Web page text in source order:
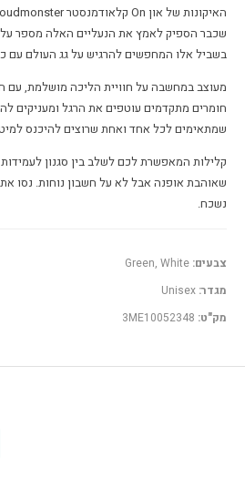
שכבר הספיק לאמץ את הנעליים האלה מספר על
בשביל אלו המחפשים להרגיש על גג העולם עם
מעוצב במחשבה על חוויית הליכה מושלמת, עם
חומרים מתקדמים עוטפים את הרגל ומעניקים
שמתאימים לכל אחד ואחת שרוצים להיכנס
קלילות המאפשרת לכם לשלב בין סגנון
נשכח.
צבעים: Green, White
מגדר: Unisex
מק"ט: 3ME10052348